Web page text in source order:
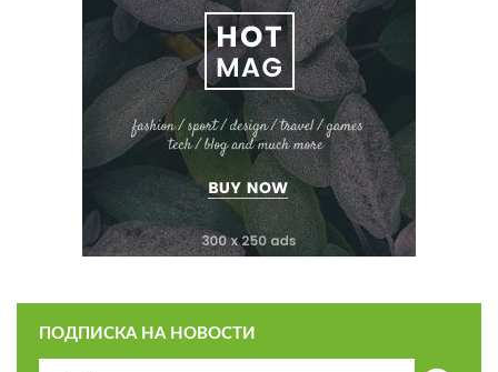
ПОДПИСКА НА НОВОСТИ